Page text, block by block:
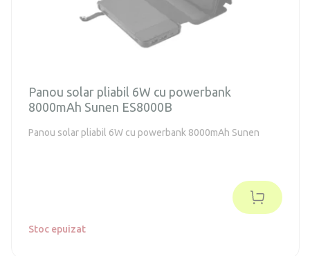
Panou solar pliabil 6W cu powerbank
8000mAh Sunen ES8000B
Panou solar pliabil 6W cu powerbank 8000mAh Sunen
Stoc epuizat